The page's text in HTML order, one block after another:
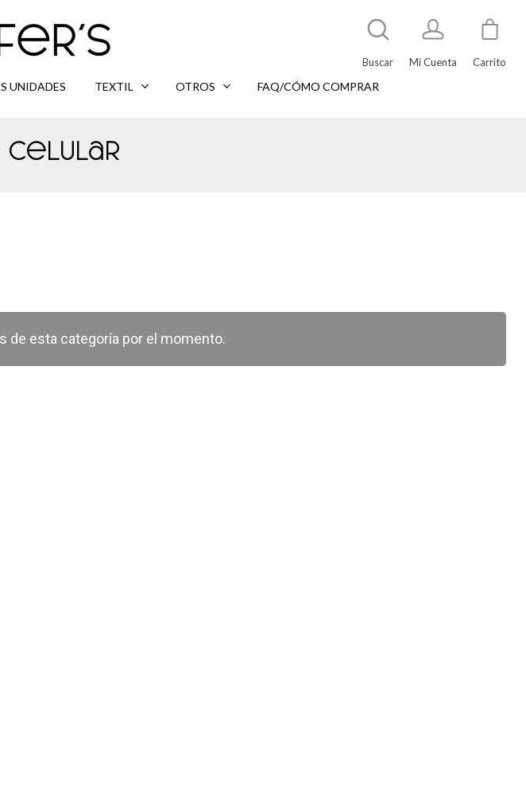
Buscar Mi Cuenta Carrito
UNIDADES TEXTIL OTROS FAQ/CÓMO COMPRAR
Celular
de esta categoría por el momento.